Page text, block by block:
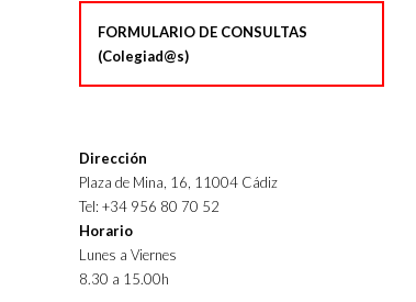
FORMULARIO DE CONSULTAS
(Colegiad@s)
Dirección
Plaza de Mina, 16, 11004 Cádiz
Tel: +34 956 80 70 52
Horario
Lunes a Viernes
8.30 a 15.00h